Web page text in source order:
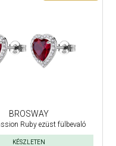
BROSWAY
Ruby ezüst fülbevaló
KÉSZLETEN